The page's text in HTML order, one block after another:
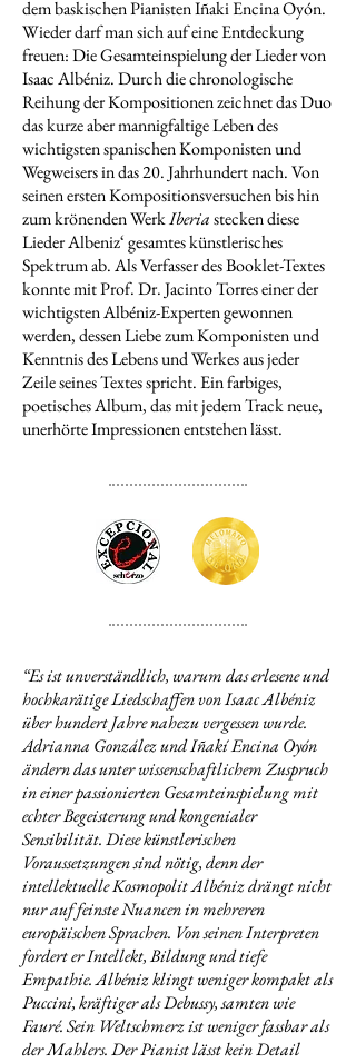
dem baskischen Pianisten Iñaki Encina Oyón.
Wieder darf man sich auf eine Entdeckung
freuen: Die Gesamteinspielung der Lieder von
Isaac Albéniz. Durch die chronologische
Reihung der Kompositionen zeichnet das Duo
das kurze aber mannigfaltige Leben des
wichtigsten spanischen Komponisten und
Wegweisers in das 20. Jahrhundert nach. Von
seinen ersten Kompositionsversuchen bis hin
zum krönenden WerkIberiastecken diese
Lieder Albeniz‘ gesamtes künstlerisches
Spektrum ab. Als Verfasser des Booklet-Textes
konnte mit Prof. Dr. Jacinto Torres einer der
wichtigsten Albéniz-Experten gewonnen
werden, dessen Liebe zum Komponisten und
Kenntnis des Lebens und Werkes aus jeder
Zeile seines Textes spricht. Ein farbiges,
poetisches Album, das mit jedem Track neue,
unerhörte Impressionen entstehen lässt.
“Es ist unverständlich, warum das erlesene und
hochkarätige Liedschaffen von Isaac Albéniz
über hundert Jahre nahezu vergessen wurde.
Adrianna González und Iñakí Encina Oyón
ändern das unter wissenschaftlichem Zuspruch
in einer passionierten Gesamteinspielung mit
echter Begeisterung und kongenialer
Sensibilität. Diese künstlerischen
Voraussetzungen sind nötig, denn der
intellektuelle Kosmopolit Albéniz drängt nicht
nur auf feinste Nuancen in mehreren
europäischen Sprachen. Von seinen Interpreten
fordert er Intellekt, Bildung und tiefe
Empathie. Albéniz klingt weniger kompakt als
Puccini, kräftiger als Debussy, samten wie
Fauré. Sein Weltschmerz ist weniger fassbar als
der Mahlers. Der Pianist lässt kein Detail